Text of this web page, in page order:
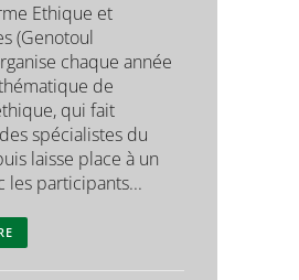
Ethique et
(Genotoul
chaque année
de
qui fait
spécialistes du
laisse place à un
les participants...